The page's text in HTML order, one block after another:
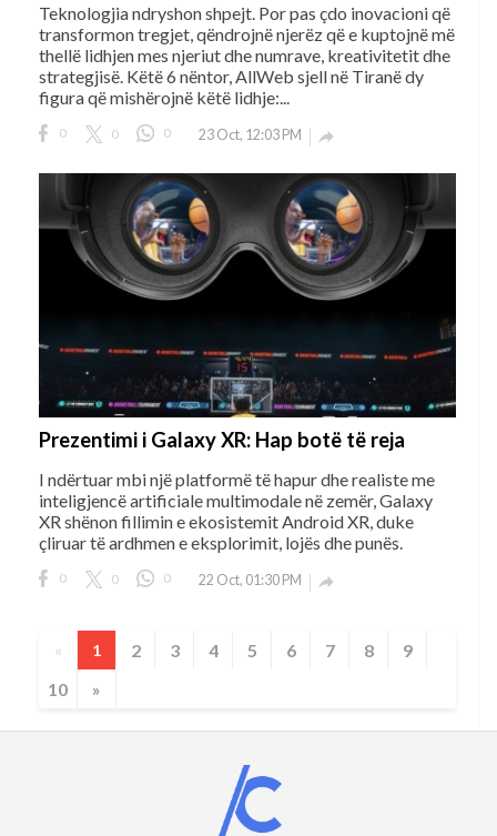
Teknologjia ndryshon shpejt. Por pas çdo inovacioni që
transformon tregjet, qëndrojnë njerëz që e kuptojnë më
thellë lidhjen mes njeriut dhe numrave, kreativitetit dhe
strategjisë. Këtë 6 nëntor, AllWeb sjell në Tiranë dy
figura që mishërojnë këtë lidhje:...
0 0 0 23 Oct, 12:03 PM 
Prezentimi i Galaxy XR: Hap botë të reja
I ndërtuar mbi një platformë të hapur dhe realiste me
inteligjencë artificiale multimodale në zemër, Galaxy
XR shënon fillimin e ekosistemit Android XR, duke
çliruar të ardhmen e eksplorimit, lojës dhe punës.
0 0 0 22 Oct, 01:30 PM 
« 1 2 3 4 5 6 7 8
9
10
»